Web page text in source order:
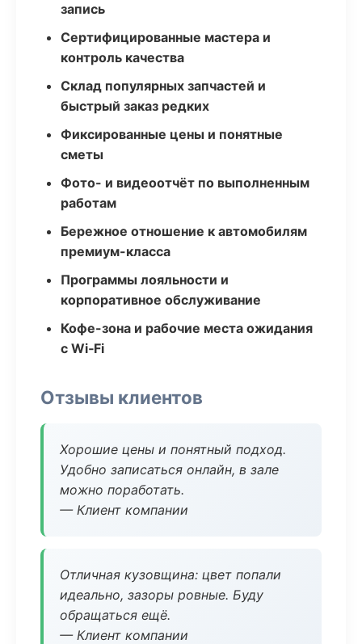
запись
Сертифицированные мастера и
контроль качества
Склад популярных запчастей и
быстрый заказ редких
Фиксированные цены и понятные
сметы
Фото- и видеоотчёт по выполненным
работам
Бережное отношение к автомобилям
премиум-класса
Программы лояльности и
корпоративное обслуживание
Кофе-зона и рабочие места ожидания
с Wi‑Fi
Отзывы клиентов
Хорошие цены и понятный подход.
Удобно записаться онлайн, в зале
можно поработать.
— Клиент компании
Отличная кузовщина: цвет попали
идеально, зазоры ровные. Буду
обращаться ещё.
— Клиент компании